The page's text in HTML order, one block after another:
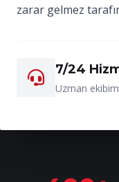
zarar gelmez
7/24
Uzman